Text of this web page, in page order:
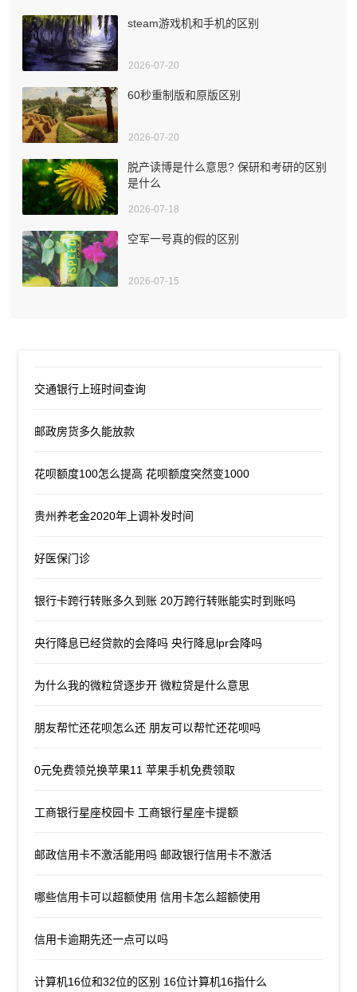
steam游戏机和手机的区别
2026-07-20
60秒重制版和原版区别
2026-07-20
脱产读博是什么意思? 保研和考研的区别
是什么
2026-07-18
空军一号真的假的区别
2026-07-15
交通银行上班时间查询
邮政房货多久能放款
花呗额度100怎么提高 花呗额度突然变1000
贵州养老金2020年上调补发时间
好医保门诊
银行卡跨行转账多久到账 20万跨行转账能实时到账吗
央行降息已经贷款的会降吗 央行降息lpr会降吗
为什么我的微粒贷逐步开 微粒贷是什么意思
朋友帮忙还花呗怎么还 朋友可以帮忙还花呗吗
0元免费领兑换苹果11 苹果手机免费领取
工商银行星座校园卡 工商银行星座卡提额
邮政信用卡不激活能用吗 邮政银行信用卡不激活
哪些信用卡可以超额使用 信用卡怎么超额使用
信用卡逾期先还一点可以吗
计算机16位和32位的区别 16位计算机16指什么